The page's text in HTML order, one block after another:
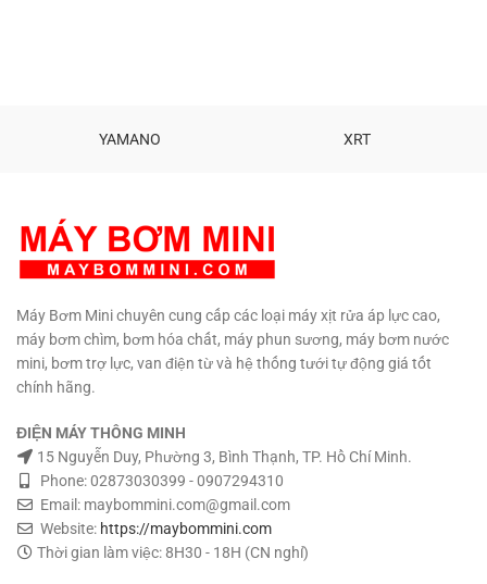
YAMANO XRT
Máy Bơm Mini chuyên cung cấp các loại máy xịt rửa áp lực cao,
máy bơm chìm, bơm hóa chất, máy phun sương, máy bơm nước
mini, bơm trợ lực, van điện từ và hệ thống tưới tự động giá tốt
chính hãng.
ĐIỆN MÁY THÔNG MINH
15 Nguyễn Duy, Phường 3, Bình Thạnh, TP. Hồ Chí Minh.
Phone: 02873030399 - 0907294310
Email: maybommini.com@gmail.com
Website: https://maybommini.com
Thời gian làm việc: 8H30 - 18H (CN nghỉ)